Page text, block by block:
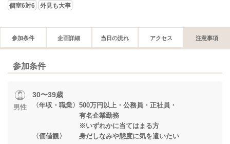
個室6対6 外見も大事
参加条件 企画詳細 当日の流れ アクセス 注意事項
参加条件
男性
30〜39歳
〈年収・職業〉500万円以上・公務員・正社員・
有名企業勤務
※いずれかに当てはまる方
〈価値観〉 身だしなみや態度に気を遣いたい